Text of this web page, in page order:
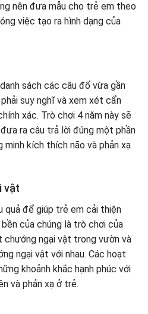
nên đưa mẫu cho trẻ em theo
việc tạo ra hình dạng của
sách các câu đố vừa gần
suy nghĩ và xem xét cẩn
xác. Trò chơi 4 năm này sẽ
ra câu trả lời đúng một phần
kích thích não và phản xạ
vật
quả để giúp trẻ em cải thiện
của chúng là trò chơi của
chướng ngại vật trong vườn và
ngại vật với nhau. Các hoạt
khoảnh khắc hạnh phúc với
và phản xạ ở trẻ.